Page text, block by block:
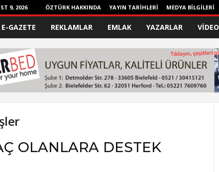
9, 2026 ÖZTÜRK HAKKINDA YAYIN TARİHLERİ MEDYA BİLGİLERİ
E-GAZETE REKLAMLAR EMLAK YAZARLAR VİDEO
OLANLARA DESTEK